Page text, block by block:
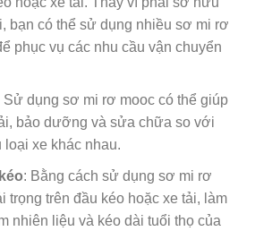
bạn có thể sử dụng nhiều sơ mi rơ
phục vụ các nhu cầu vận chuyển
Sử dụng sơ mi rơ mooc có thể giúp
bảo dưỡng và sửa chữa so với
xe khác nhau.
: Bằng cách sử dụng sơ mi rơ
trọng trên đầu kéo hoặc xe tải, làm
nhiên liệu và kéo dài tuổi thọ của